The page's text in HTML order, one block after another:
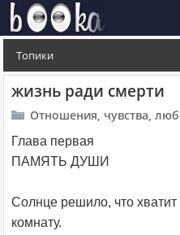
Топики
жизнь ради смерти
Отношения, чувства,
Глава первая
ПАМЯТЬ ДУШИ
Солнце решило, что хватит
комнату.